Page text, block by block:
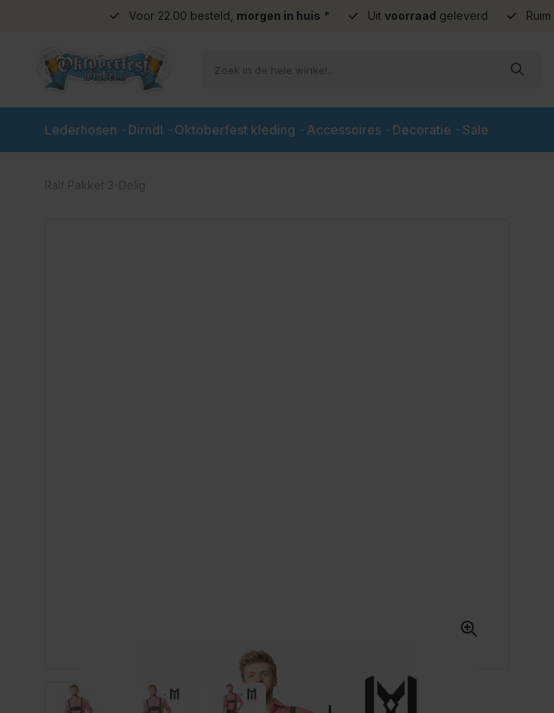
Voor 22.00 besteld, morgen in huis * Uit voorraad geleverd Ruim
Lederhosen Dirndl Oktoberfest kleding Accessoires Decoratie Sale
Ralf Pakket 3-Delig